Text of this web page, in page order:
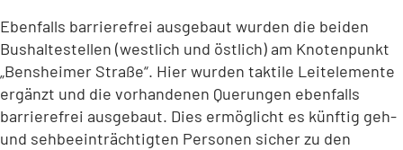
Ebenfalls barrierefrei ausgebaut wurden die beiden
Bushaltestellen (westlich und östlich) am Knotenpunkt
„Bensheimer Straße“. Hier wurden taktile Leitelemente
ergänzt und die vorhandenen Querungen ebenfalls
barrierefrei ausgebaut. Dies ermöglicht es künftig geh-
und sehbeeinträchtigten Personen sicher zu den